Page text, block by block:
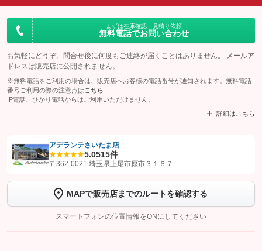
まずは在庫確認・見積り依頼
無料電話でお問い合わせ
お気軽にどうぞ。問合せ後に何度もご連絡が届くことはありません。 メールア
ドレスは販売店に公開されません。
※無料電話をご利用の場合は、販売店へお客様の電話番号が通知されます。無料電話
番号ご利用の際の注意点は こちら
IP電話、ひかり電話からはご利用いただけません。
詳細はこちら
【STEP1】認証画面でグーネットを友だち追加してから「許可する」ボタンを押
トーク画面で
ボタンをタップして問い合わせを
完了してください。
こちら
アデランテさいたま店
5.0515件
〒362-0021 埼玉県上尾市原市３１６７
MAPで販売店までのルートを確認する
スマートフォンの位置情報をONにしてください